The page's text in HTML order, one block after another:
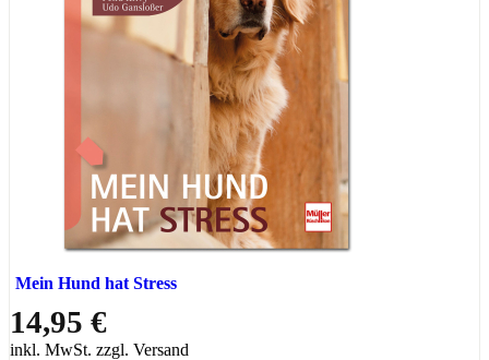
Mein Hund hat Stress
14,95 €
inkl. MwSt. zzgl. Versand